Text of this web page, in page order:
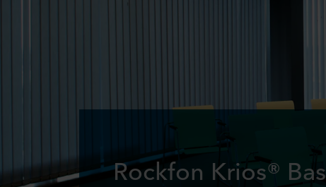
Rockfon Krios® Bas